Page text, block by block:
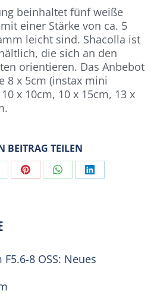
beinhaltet fünf weiße
einer Stärke von ca. 5
leicht sind. Shacolla ist
die sich an den
orientieren. Das Anbebot
8 x 5cm (instax mini
x 10cm, 10 x 15cm, 13 x
BEITRAG TEILEN
Share Share Share
8 OSS: Neues